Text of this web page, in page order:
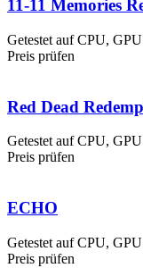
11-11 Memories
Getestet auf CPU,
Preis prüfen
Red Dead
Getestet auf CPU,
Preis prüfen
ECHO
Getestet auf CPU,
Preis prüfen